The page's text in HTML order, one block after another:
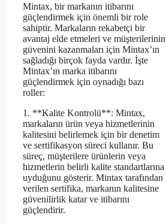
Mintax, bir markanın itibarını
güçlendirmek için önemli bir role
sahiptir. Markaların rekabetçi bir
avantaj elde etmeleri ve müşterilerinin
güvenini kazanmaları için Mintax’ın
sağladığı birçok fayda vardır. İşte
Mintax’ın marka itibarını
güçlendirmek için oynadığı bazı
roller:
1. **Kalite Kontrolü**: Mintax,
markaların ürün veya hizmetlerinin
kalitesini belirlemek için bir denetim
ve sertifikasyon süreci kullanır. Bu
süreç, müşterilere ürünlerin veya
hizmetlerin belirli kalite standartlarına
uyduğunu gösterir. Mintax tarafından
verilen sertifika, markanın kalitesine
güvenilirlik katar ve itibarını
güçlendirir.